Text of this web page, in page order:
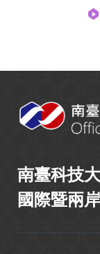
:::
南臺科技
國際暨兩